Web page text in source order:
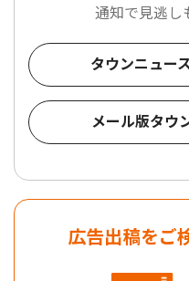
通知で見逃し
タウンニュー
メール版タウ
広告出稿をご